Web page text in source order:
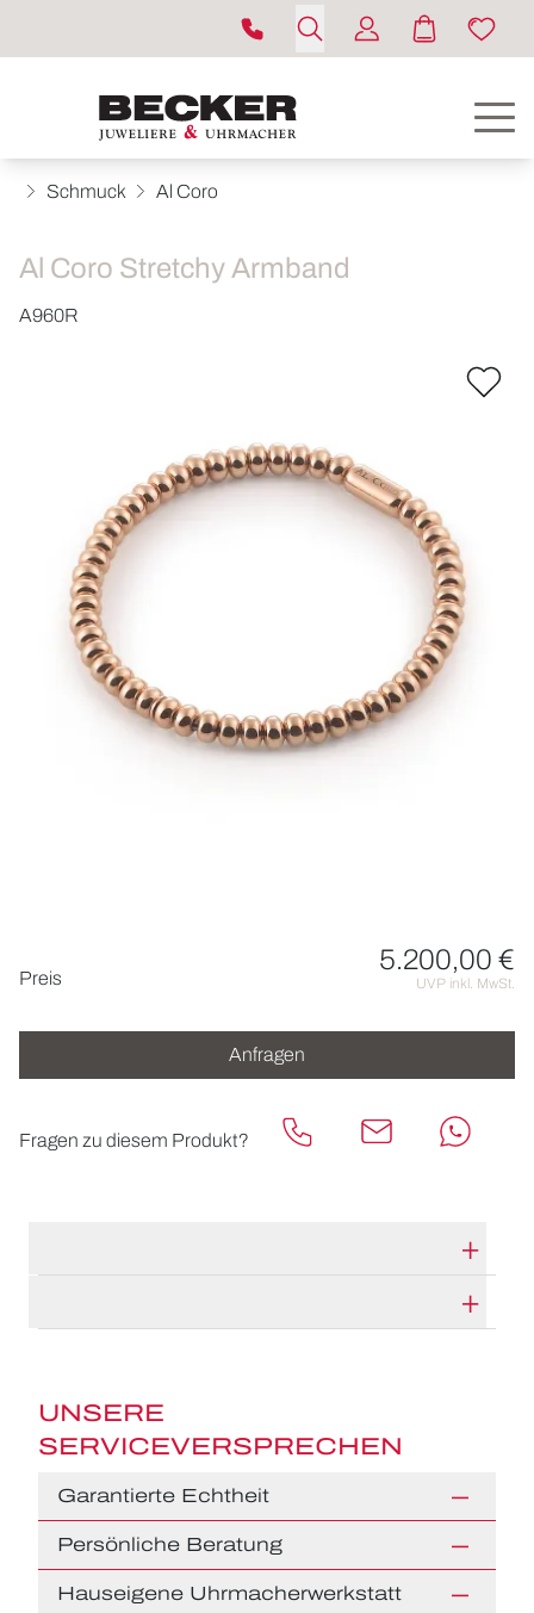
ACCESSOIRES
Schmuck Al Coro
Al Coro Stretchy Armband
A960R
Preis
5.200,00 €
UVP inkl. MwSt.
Anfragen
Fragen zu diesem Produkt?
HERSTELLERBESCHREIBUNG
UNSERE
SERVICEVERSPRECHEN
Garantierte Echtheit
Persönliche Beratung
Hauseigene Uhrmacherwerkstatt